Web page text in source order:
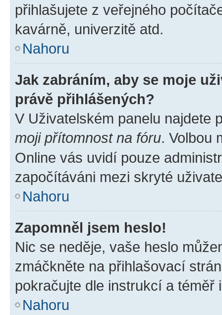
přihlašujete z veřejného
kavárně, univerzitě atd.
Nahoru
Jak zabráním, aby se moje
právě přihlášených?
V Uživatelském panelu najdete
moji přítomnost na fóru. Volbou
Online vás uvidí pouze
započítáváni mezi skryté
Nahoru
Zapomněl jsem heslo!
Nic se neděje, vaše heslo
zmáčkněte na přihlašovací
pokračujte dle instrukcí a téměř
Nahoru